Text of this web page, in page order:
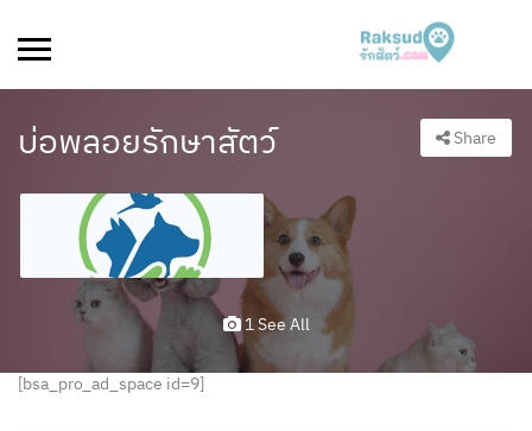
บ่อพลอยรักษาสัตว์ Share
1 See All
[bsa_pro_ad_space id=9]